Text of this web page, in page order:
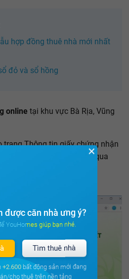
hợp đồng thuê nhà mới nhất
đỏ và sổ hồng
online tại khu vực Bà Rịa, Vũng
trang Thông tin giấy chứng nhận
Bà Rịa Vũng Tàu thông qua
✕
được căn nhà ưng ý?
YouHomes giúp bạn nhé.
Tìm thuê nhà
+2.600bất động sản mới đang
cho thuê trên nền tảng